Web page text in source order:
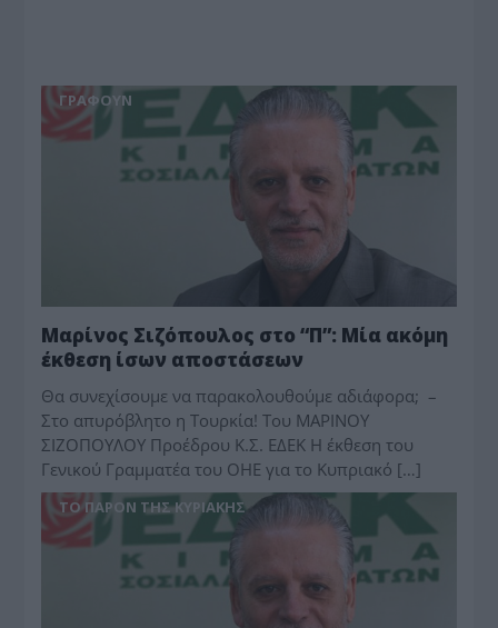
ΓΡΆΦΟΥΝ
Μαρίνος Σιζόπουλος στο “Π”: Μία ακόμη
έκθεση ίσων αποστάσεων
Θα συνεχίσουμε να παρακολουθούμε αδιάφορα; –
Στο απυρόβλητο η Τουρκία! Του ΜΑΡΙΝΟΥ
ΣΙΖΟΠΟΥΛΟΥ Προέδρου Κ.Σ. ΕΔΕΚ Η έκθεση του
Γενικού Γραμματέα του ΟΗΕ για το Κυπριακό […]
ΤΟ ΠΑΡΟΝ ΤΗΣ ΚΥΡΙΑΚΗΣ